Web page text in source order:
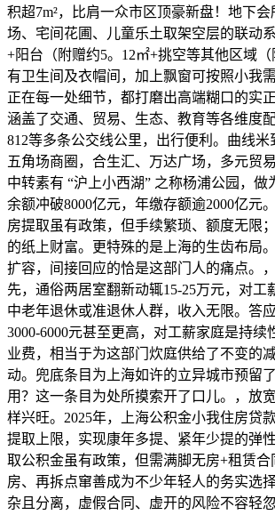
积超7m²，比肩一众市区顶豪新盘！地下
场、宅间花圃、儿童乐土取架空层的联动
+阳台（附赠约5。12㎡+挑空等其他区域
有卫生间及衣帽间，加上飘窗可按照小我
正在每一处细节，都打磨出高端糊口的实
涵盖了交通、贸易、生态、教育等各维度
812等多条公交线公里，出行便利。曲线
五角场商圈，合生汇、万达广场，多元贸
中转素有 “沪上小西湖” 之称杨浦公园，
余额冲破8000亿元，年缴存额逾2000亿
房提取虽有政策，但手续繁琐、额度无
的纸上财富。更特殊的是上海的生齿布局
扩容，间接回应的恰是这部门人的痛点。
先，通俗两居室翻新动辄15-25万元，对
中老年退休或准退休人群，收入无限。答
3000-6000元甚至更高，对工薪家庭是持
业费，相当于为这部门炊庭供给了不变的
动。兜底条目为上海如许的立异城市预留
用？这一条目为处所摸索开了口儿。，放
样兴旺。2025年，上海公积金小我住房贷
提取上限，实现康年多提、紧年少提的弹
取公积金虽有政策，但需满脚无房+租赁
房、再拆点窜善成为不少年轻人的务实选
杂且分离，虚假合同、虚开的风险不容轻